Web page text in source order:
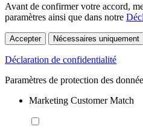
Avant de confirmer votre accord,
paramètres ainsi que dans notre
Accepter Nécessaires uniquement
Déclaration de confidentialité
Paramètres de protection des
Marketing Customer Match